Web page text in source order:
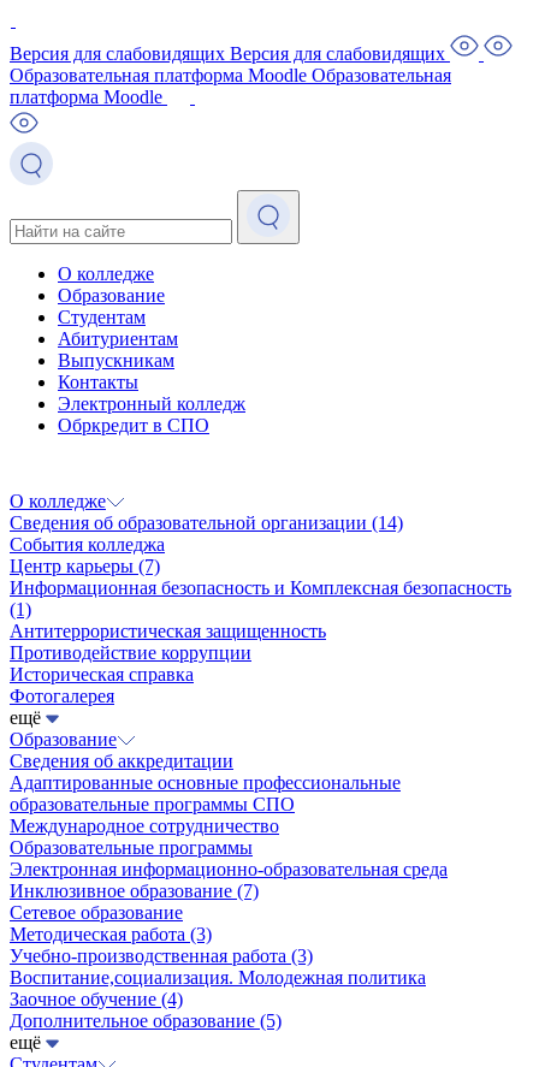
Версия для слабовидящих Версия для слабовидящих
Образовательная платформа Moodle Образовательная
платформа Moodle
О колледже
Образование
Студентам
Абитуриентам
Выпускникам
Контакты
Электронный колледж
Обркредит в СПО
О колледже
Сведения об образовательной организации (14)
События колледжа
Центр карьеры (7)
Информационная безопасность и Комплексная безопасность
(1)
Антитеррористическая защищенность
Противодействие коррупции
Историческая справка
Фотогалерея
ещё
Образование
Сведения об аккредитации
Адаптированные основные профессиональные
образовательные программы СПО
Международное сотрудничество
Образовательные программы
Электронная информационно-образовательная среда
Инклюзивное образование (7)
Сетевое образование
Методическая работа (3)
Учебно-производственная работа (3)
Воспитание,социализация. Молодежная политика
Заочное обучение (4)
Дополнительное образование (5)
ещё